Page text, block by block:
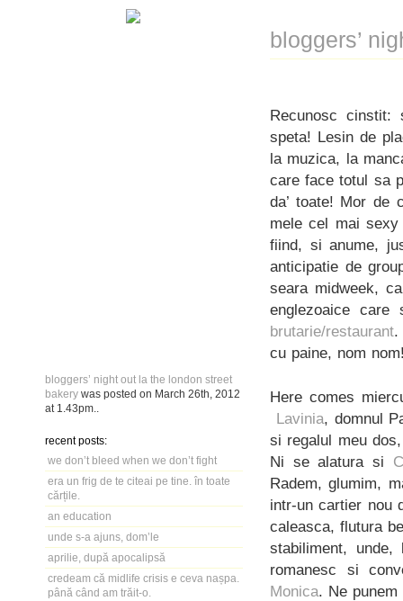
bloggers’ night out la the london street
bakery was posted on March 26th, 2012
at 1.43pm
recent posts:
we don’t bleed when we don’t fight
era un frig de te citeai pe tine. în toate
cărțile.
an education
unde s-a ajuns, dom’le
aprilie, după apocalipsă
credeam că midlife crisis e ceva nașpa.
până când am trăit-o.
bloggers’
Recunosc
speta! Lesin de
la muzica, la
care face totul sa
da’ toate! Mor de
mele cel mai
fiind, si anume,
anticipatie de
seara midweek,
englezoaice
brutarie/restaurant.
cu paine, nom
Here comes
Lavinia, domnul
si regalul meu
Ni se alatura si
Radem, glumim,
intr-un cartier nou
caleasca, flutura
stabiliment,
romanesc si
Monica. Ne